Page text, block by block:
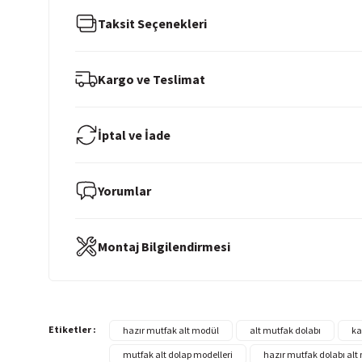
Taksit Seçenekleri
Kargo ve Teslimat
İptal ve İade
Yorumlar
Montaj Bilgilendirmesi
Etiketler : hazır mutfak alt modül alt mutfak dolabı
mutfak alt dolap modelleri
hazır mutfak dolabı alt